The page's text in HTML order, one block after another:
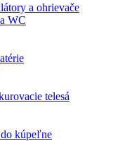
a ohrievače
WC
telesá
kúpeľne